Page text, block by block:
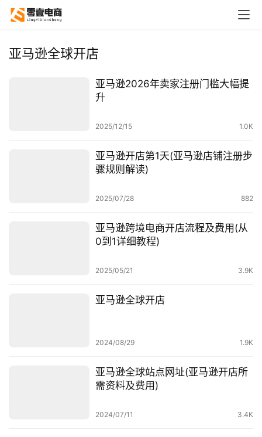
亚马逊全球开店
亚马逊2026年卖家注册门槛大幅提
升
2025/12/15 1.0K
亚马逊开店第1天(亚马逊店铺注册步
骤规则解读)
2025/07/28 882
亚马逊跨境电商开店流程及费用(从
0到1详细教程)
2025/05/21 3.9K
亚马逊全球开店
2024/08/29 1.9K
亚马逊全球站点网址(亚马逊开店所
需资料及费用)
2024/07/11 3.4K